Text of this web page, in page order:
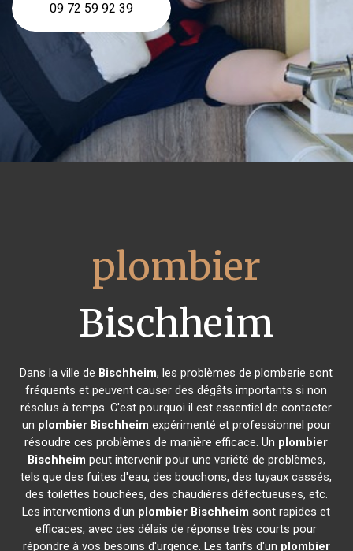
09 72 59 92 39
plombier
Bischheim
Dans la ville de Bischheim, les problèmes de plomberie sont
fréquents et peuvent causer des dégâts importants si non
résolus à temps. C'est pourquoi il est essentiel de contacter
un plombier Bischheim expérimenté et professionnel pour
résoudre ces problèmes de manière efficace. Un plombier
Bischheim peut intervenir pour une variété de problèmes,
tels que des fuites d'eau, des bouchons, des tuyaux cassés,
des toilettes bouchées, des chaudières défectueuses, etc.
Les interventions d'un plombier Bischheim sont rapides et
efficaces, avec des délais de réponse très courts pour
répondre à vos besoins d'urgence. Les tarifs d'un plombier